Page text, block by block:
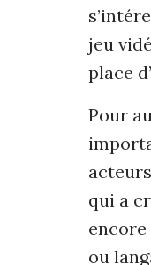
jeu
place
Pour
qui a
ou